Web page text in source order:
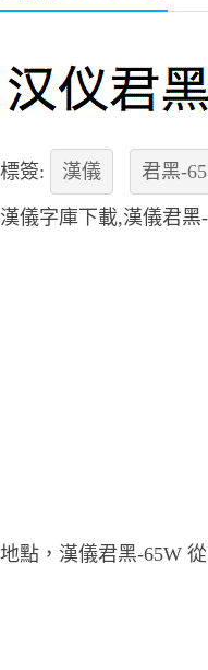
標簽: 漢儀 君黑-65
漢儀字庫下載,漢儀君黑
地點，漢儀君黑-65W